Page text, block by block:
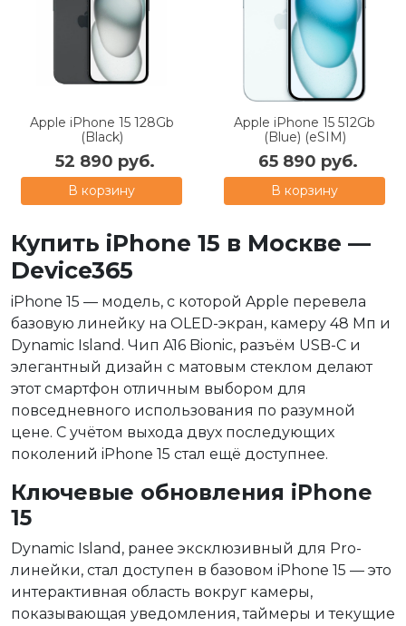
Apple iPhone 15 128Gb
(Black)
52 890 руб.
В корзину
Apple iPhone 15 512Gb
(Blue) (eSIM)
65 890 руб.
В корзину
Купить iPhone 15 в Москве —
Device365
iPhone 15 — модель, с которой Apple перевела
базовую линейку на OLED-экран, камеру 48 Мп и
Dynamic Island. Чип A16 Bionic, разъём USB-C и
элегантный дизайн с матовым стеклом делают
этот смартфон отличным выбором для
повседневного использования по разумной
цене. С учётом выхода двух последующих
поколений iPhone 15 стал ещё доступнее.
Ключевые обновления iPhone
15
Dynamic Island, ранее эксклюзивный для Pro-
линейки, стал доступен в базовом iPhone 15 — это
интерактивная область вокруг камеры,
показывающая уведомления, таймеры и текущие